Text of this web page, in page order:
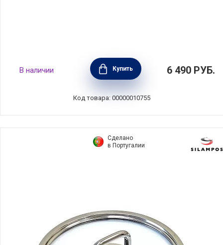
Крышка Evolution 16 см нержавеющая сталь
+ стекло, BEKA, Бельгия, 12329164
В наличии Купить 6 490 РУБ.
Код товара: 00000010755
Сделано
в Португалии